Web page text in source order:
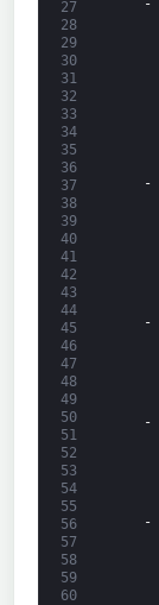
27
28
29
30
31
32
33
34
35
36
37
38
39
40
41
42
43
44
45
46
47
48
49
50
51
52
53
54
55
56
57
58
59
60
-
-
-
-